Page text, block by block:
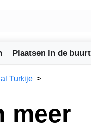
Plaatsen in de buurt
Turkije
meer